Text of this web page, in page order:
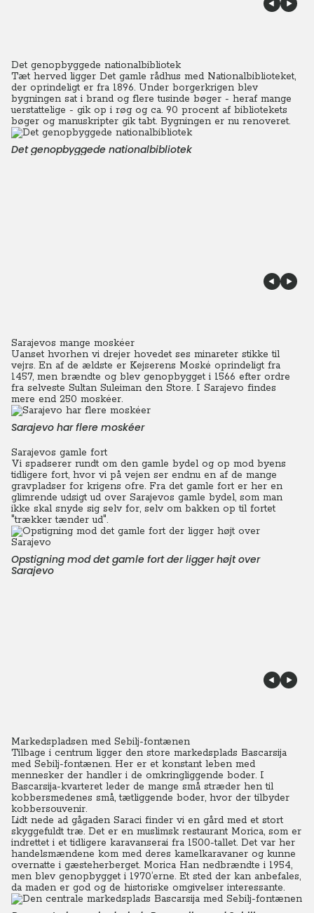
Det genopbyggede nationalbibliotek
Tæt herved ligger Det gamle rådhus med Nationalbiblioteket,
der oprindeligt er fra 1896. Under borgerkrigen blev
bygningen sat i brand og flere tusinde bøger - heraf mange
uerstattelige - gik op i røg og ca. 90 procent af bibliotekets
bøger og manuskripter gik tabt. Bygningen er nu renoveret.
Det genopbyggede nationalbibliotek
Sarajevos mange moskéer
Uanset hvorhen vi drejer hovedet ses minareter stikke til
vejrs. En af de ældste er Kejserens Moské oprindeligt fra
1457, men brændte og blev genopbygget i 1566 efter ordre
fra selveste Sultan Suleiman den Store. I Sarajevo findes
mere end 250 moskéer.
Sarajevo har flere moskéer
Sarajevos gamle fort
Vi spadserer rundt om den gamle bydel og op mod byens
tidligere fort, hvor vi på vejen ser endnu en af de mange
gravpladser for krigens ofre. Fra det gamle fort er her en
glimrende udsigt ud over Sarajevos gamle bydel, som man
ikke skal snyde sig selv for, selv om bakken op til fortet
"trækker tænder ud".
Opstigning mod det gamle fort der ligger højt over
Sarajevo
Markedspladsen med Sebilj-fontænen
Tilbage i centrum ligger den store markedsplads Bascarsija
med Sebilj-fontænen. Her er et konstant leben med
mennesker der handler i de omkringliggende boder. I
Bascarsija-kvarteret leder de mange små stræder hen til
kobbersmedenes små, tætliggende boder, hvor der tilbyder
kobbersouvenir.
Lidt nede ad gågaden Saraci finder vi en gård med et stort
skyggefuldt træ. Det er en muslimsk restaurant Morica, som er
indrettet i et tidligere karavanserai fra 1500-tallet. Det var her
handelsmændene kom med deres kamelkaravaner og kunne
overnatte i gæsteherberget. Morica Han nedbrændte i 1954,
men blev genopbygget i 1970’erne. Et sted der kan anbefales,
da maden er god og de historiske omgivelser interessante.